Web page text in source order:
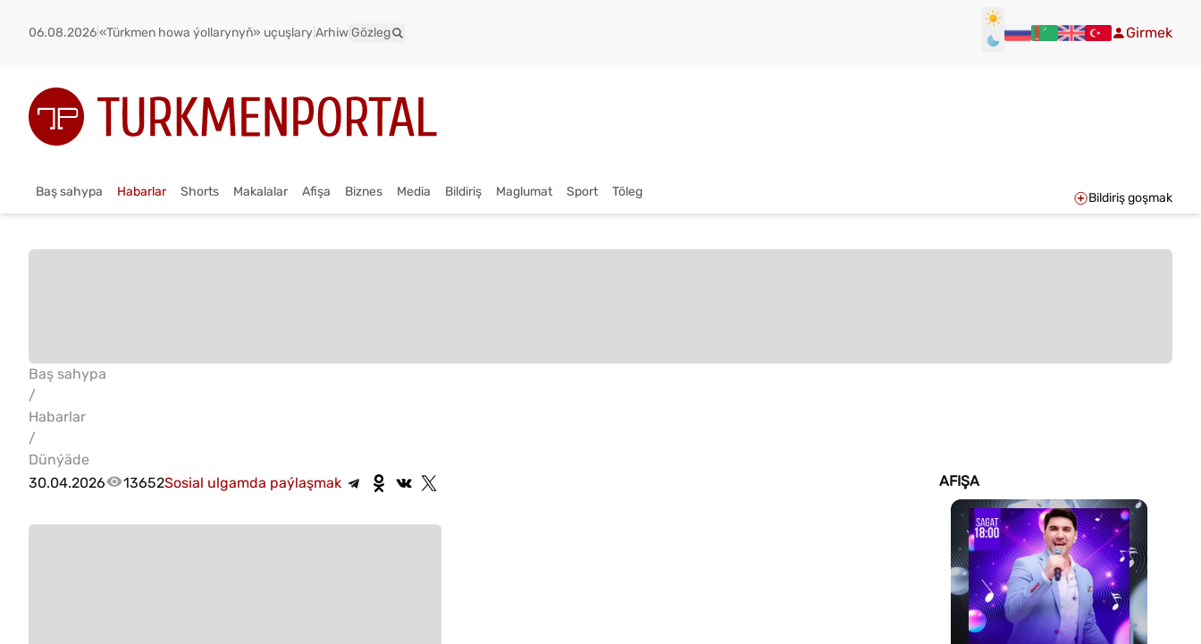
06.08.2026«Türkmen howa ýollarynyň» uçuşlaryArhiw Gözleg Girmek
Baş sahypa Habarlar Shorts Makalalar Afişa Biznes Media Bildiriş Maglumat Sport Töleg Bildiriş goşmak
Baş sahypa
/
Habarlar
/
Dünýäde
30.04.2026
13652Sosial ulgamda paýlaşmak AFIŞA